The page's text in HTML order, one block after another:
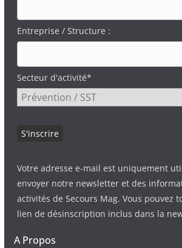
Entreprise / Structure :
Secteur d'activité*
Votre adresse e-mail est uniquement
envoyer notre newsletter et des
activités de Secours Mag. Vous pouvez
lien de désinscription inclus dans la
A Propos